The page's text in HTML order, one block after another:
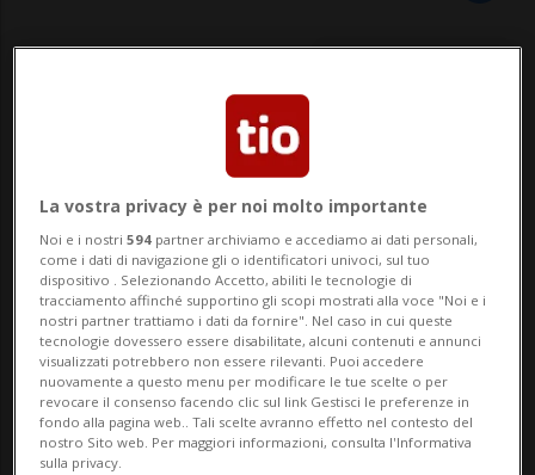
20 ago 2022 - 11:54
AIROLO - Anche questo sabato il traffico al
portale nord della galleria del San
Gottardo mette a dura prova la pazienza
dei viaggiatori. Attualmente il traffico in
direzione sud è in forte rallentamento.
Come scrive il TCS su Twitter, al ...
🔐 Sblocca il nostro archivio
esclusivo!
La vostra privacy è per noi molto importante
Noi e i nostri594 partner archiviamo e accediamo ai dati personali,
come i dati di navigazione gli o identificatori univoci, sul tuo
dispositivo . Selezionando Accetto, abiliti le tecnologie di
tracciamento affinché supportino gli scopi mostrati alla voce "Noi e i
nostri partner trattiamo i dati da fornire". Nel caso in cui queste
tecnologie dovessero essere disabilitate, alcuni contenuti e annunci
visualizzati potrebbero non essere rilevanti. Puoi accedere
nuovamente a questo menu per modificare le tue scelte o per
revocare il consenso facendo clic sul link Gestisci le preferenze in
fondo alla pagina web.. Tali scelte avranno effetto nel contesto del
nostro Sito web. Per maggiori informazioni, consulta l'Informativa
sulla privacy.